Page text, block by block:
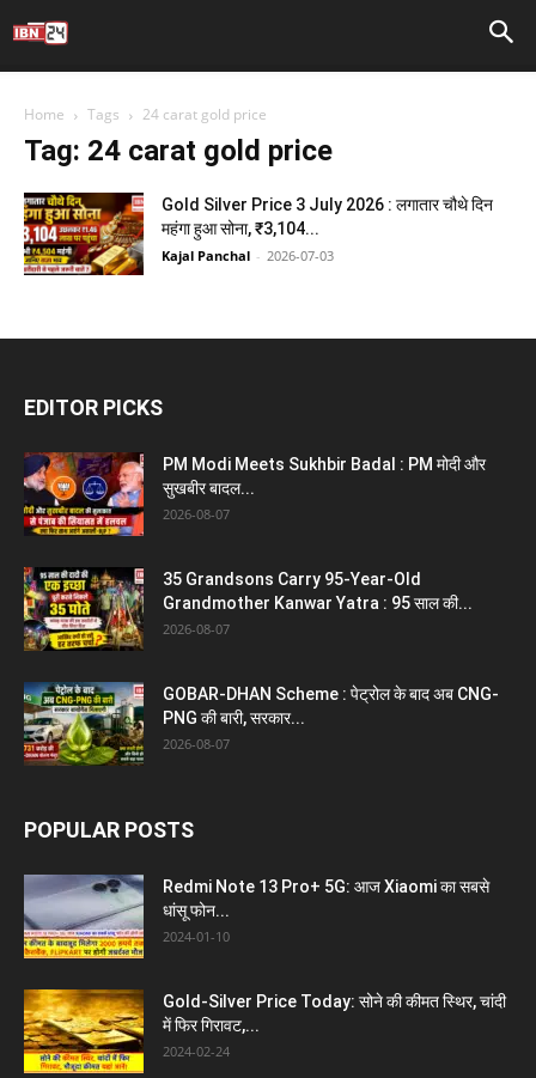
Home Tags 24 carat gold price
Tag: 24 carat gold price
Gold Silver Price 3 July 2026 : लगातार चौथे दिन
महंगा हुआ सोना, ₹3,104...
Kajal Panchal - 2026-07-03
EDITOR PICKS
PM Modi Meets Sukhbir Badal : PM मोदी और
सुखबीर बादल...
2026-08-07
35 Grandsons Carry 95-Year-Old
Grandmother Kanwar Yatra : 95 साल की...
2026-08-07
GOBAR-DHAN Scheme : पेट्रोल के बाद अब CNG-
PNG की बारी, सरकार...
2026-08-07
POPULAR POSTS
Redmi Note 13 Pro+ 5G: आज Xiaomi का सबसे
धांसू फोन...
2024-01-10
Gold-Silver Price Today: सोने की कीमत स्थिर, चांदी
में फिर गिरावट,...
2024-02-24